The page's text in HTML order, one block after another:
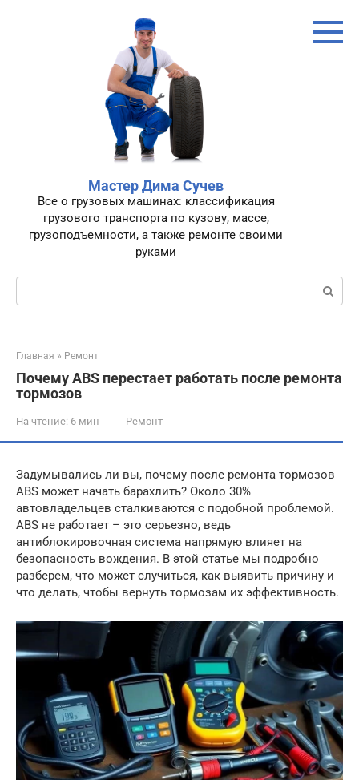
Мастер Дима Сучев
Все о грузовых машинах: классификация
грузового транспорта по кузову, массе,
грузоподъемности, а также ремонте своими
руками
Поиск:
Главная » Ремонт
Почему ABS перестает работать после ремонта
тормозов
На чтение: 6 мин Ремонт
Задумывались ли вы, почему после ремонта тормозов
ABS может начать барахлить? Около 30%
автовладельцев сталкиваются с подобной проблемой.
ABS не работает – это серьезно, ведь
антиблокировочная система напрямую влияет на
безопасность вождения. В этой статье мы подробно
разберем, что может случиться, как выявить причину и
что делать, чтобы вернуть тормозам их эффективность.